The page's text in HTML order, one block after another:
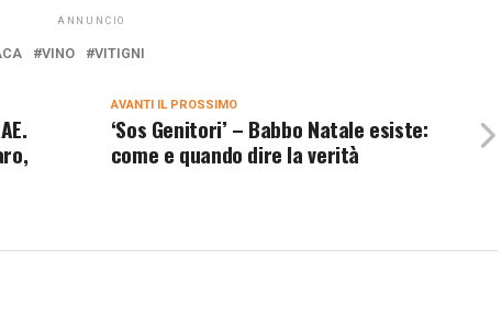
ANNUNCIO
VINO VITIGNI
AVANTI IL ​​PROSSIMO
‘Sos Genitori’ – Babbo Natale esiste:
come e quando dire la verità